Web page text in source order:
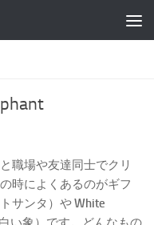
職場や友達同士でクリ
時によくあるのがギフ
サンタ）やWhite